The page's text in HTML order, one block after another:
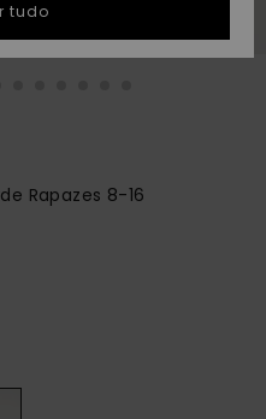
para
Rapazes 8-16
tudo